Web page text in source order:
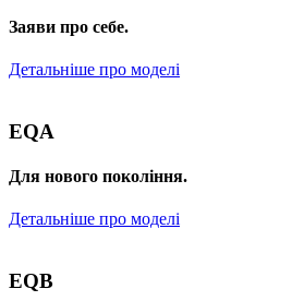
Заяви про себе.
Детальніше про моделі
EQA
Для нового покоління.
Детальніше про моделі
EQB